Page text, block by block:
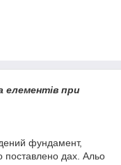
елементів при
фундамент,
поставлено дах. Альо